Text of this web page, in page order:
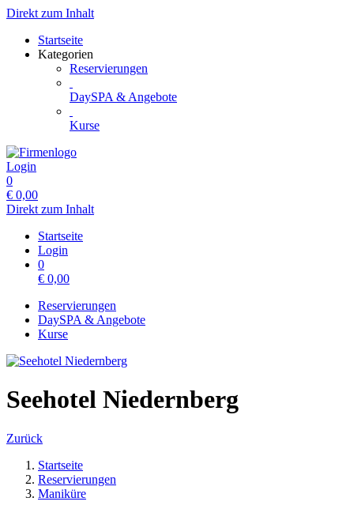
Direkt zum Inhalt
Startseite
Kategorien
Reservierungen
DaySPA & Angebote
Kurse
Login
0
€ 0,00
Direkt zum Inhalt
Startseite
Login
0
€ 0,00
Reservierungen
DaySPA & Angebote
Kurse
Seehotel Niedernberg
Zurück
Startseite
Reservierungen
Maniküre